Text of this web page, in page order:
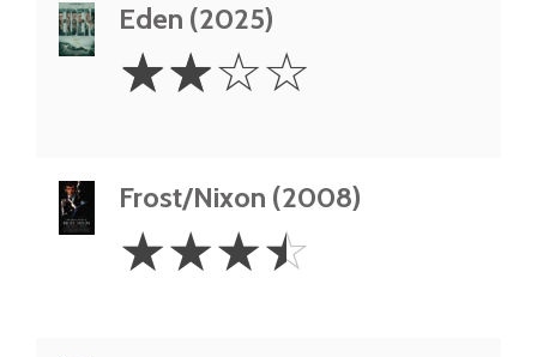
Eden (2025)
Stars
☆☆☆☆
Frost/Nixon (2008)
3.5
Stars
☆☆☆☆